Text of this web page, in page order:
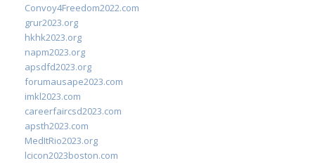
Convoy4Freedom2022.com
grur2023.org
hkhk2023.org
napm2023.org
apsdfd2023.org
forumausape2023.com
imkl2023.com
careerfaircsd2023.com
apsth2023.com
MedItRio2023.org
lcicon2023boston.com